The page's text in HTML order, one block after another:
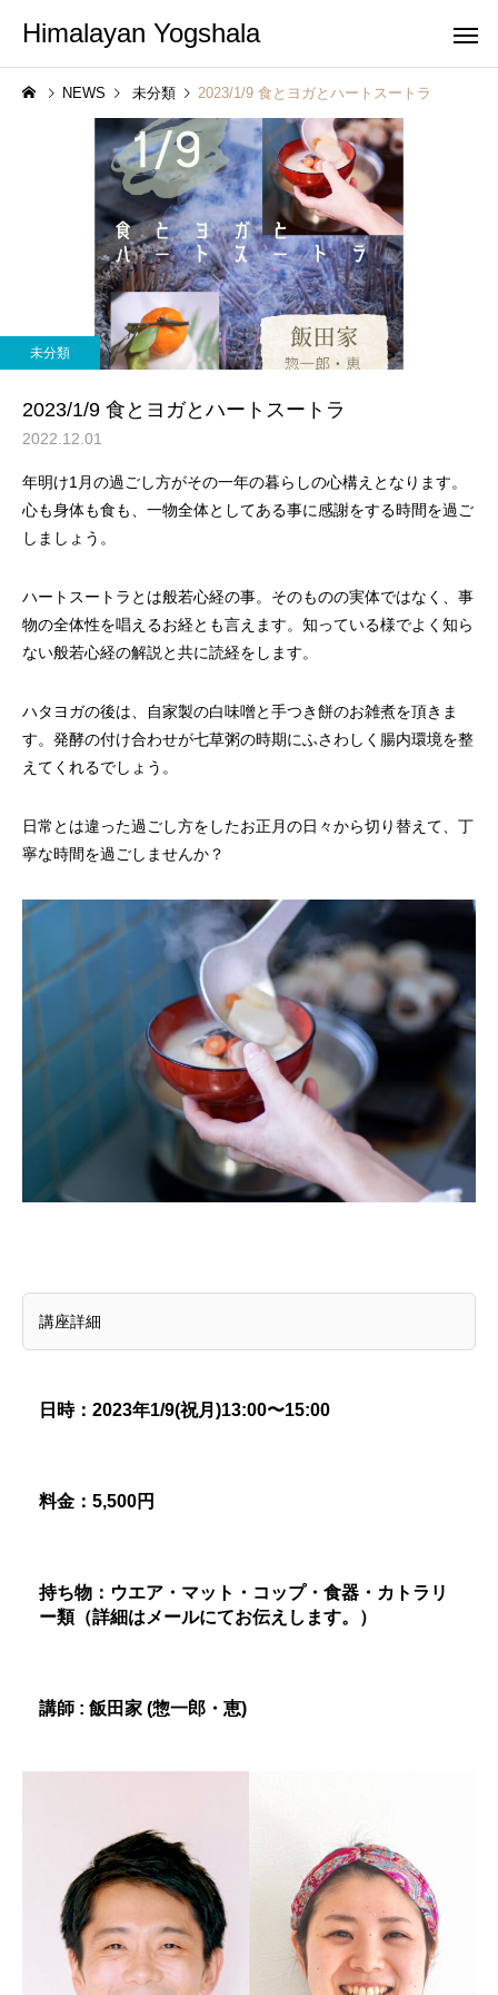
Himalayan Yogshala
NEWS 未分類 2023/1/9 食とヨガとハートスートラ
未分類
2023/1/9 食とヨガとハートスートラ
2022.12.01
年明け1 月の過ごし方がその一年の暮らしの心構えとなります。
心も身体も食も、一物全体としてある事に感謝をする時間を過ご
しましょう。
ハートスートラとは般若心経の事。そのものの実体ではなく、事
物の全体性を唱えるお経とも言えます。知っている様でよく知ら
ない般若心経の解説と共に読経をします。
ハタヨガの後は、自家製の白味噌と手つき餅のお雑煮を頂きま
す。発酵の付け合わせが七草粥の時期にふさわしく腸内環境を整
えてくれるでしょう。
日常とは違った過ごし方をしたお正月の日々から切り替えて、丁
寧な時間を過ごしませんか？
講座詳細
日時：2023年1/9(祝月 )13:00〜15:00
料金： 5,500円
持ち物：ウエア・マット・コップ・食器・カトラリ
ー類（詳細はメールにてお伝えします。）
講師 : 飯田家 (惣一郎・ 恵)